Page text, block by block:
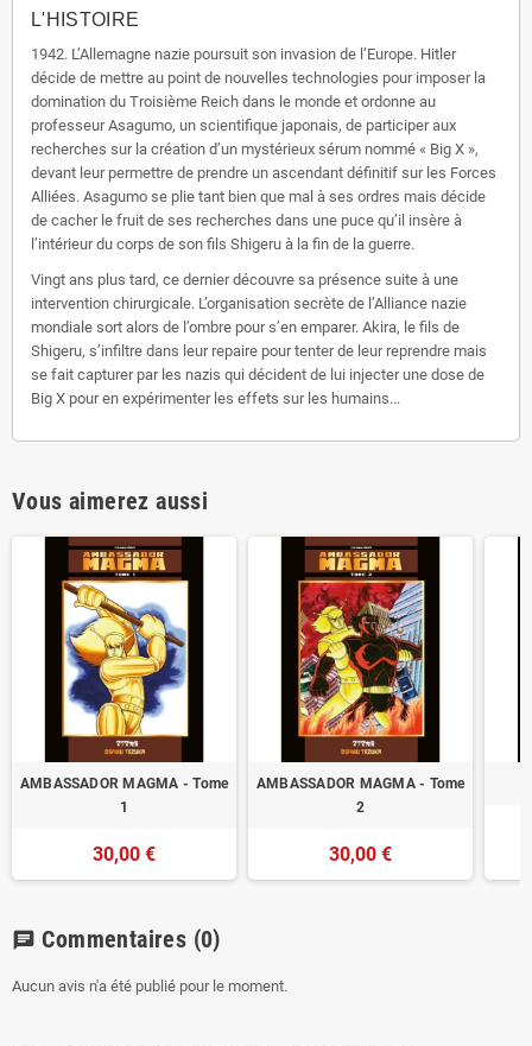
L'HISTOIRE
1942. L’Allemagne nazie poursuit son invasion de l’Europe. Hitler
décide de mettre au point de nouvelles technologies pour imposer la
domination du Troisième Reich dans le monde et ordonne au
professeur Asagumo, un scientifique japonais, de participer aux
recherches sur la création d’un mystérieux sérum nommé « Big X »,
devant leur permettre de prendre un ascendant définitif sur les Forces
Alliées. Asagumo se plie tant bien que mal à ses ordres mais décide
de cacher le fruit de ses recherches dans une puce qu’il insère à
l’intérieur du corps de son fils Shigeru à la fin de la guerre.
Vingt ans plus tard, ce dernier découvre sa présence suite à une
intervention chirurgicale. L’organisation secrète de l’Alliance nazie
mondiale sort alors de l’ombre pour s’en emparer. Akira, le fils de
Shigeru, s’infiltre dans leur repaire pour tenter de leur reprendre mais
se fait capturer par les nazis qui décident de lui injecter une dose de
Big X pour en expérimenter les effets sur les humains...
Vous aimerez aussi
AMBASSADOR MAGMA - Tome
1
30,00 €
AMBASSADOR MAGMA - Tome
2
30,00 €
chat Commentaires (0)
Aucun avis n'a été publié pour le moment.